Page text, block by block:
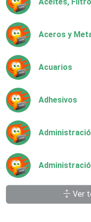
Aceros y
Acuarios
Adhesivos
AgenciasVer